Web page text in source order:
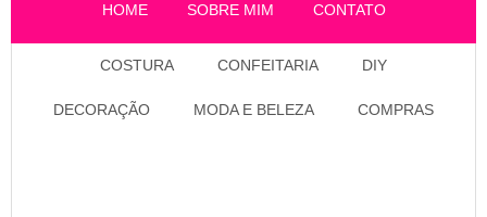
HOME SOBRE MIM CONTATO
COSTURA CONFEITARIA DIY
DECORAÇÃO MODA E BELEZA COMPRAS